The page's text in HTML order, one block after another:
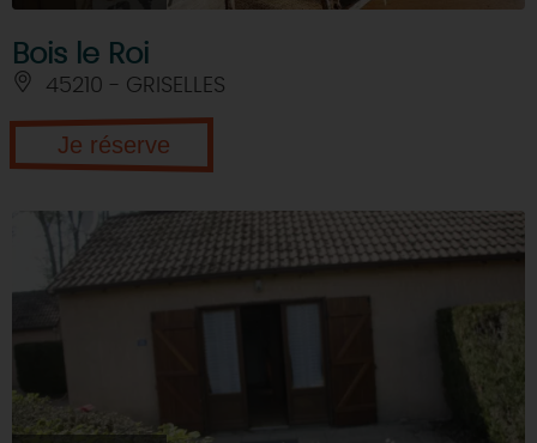
Bois le Roi
45210 - GRISELLES
Je réserve